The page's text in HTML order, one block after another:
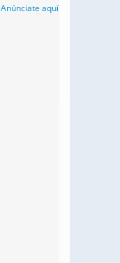
Anúnciate aquí